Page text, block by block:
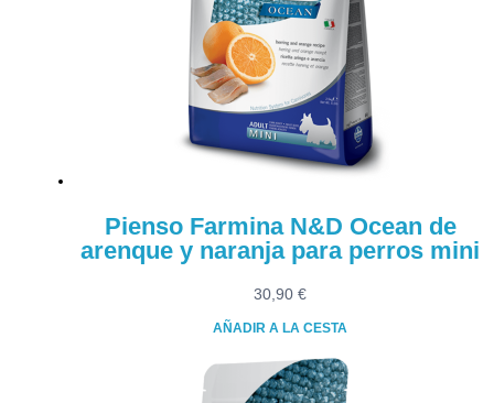
Pienso Farmina N&D Ocean de
arenque y naranja para perros mini
30,90 €
AÑADIR A LA CESTA